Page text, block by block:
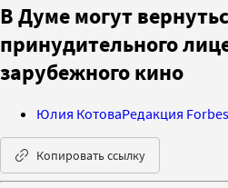
В Думе могут
принудительного
зарубежного кино
Юлия КотоваРедакция Forbes
Копировать ссылку